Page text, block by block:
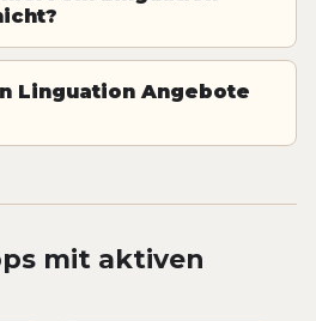
Linguation Angebote
mit aktiven